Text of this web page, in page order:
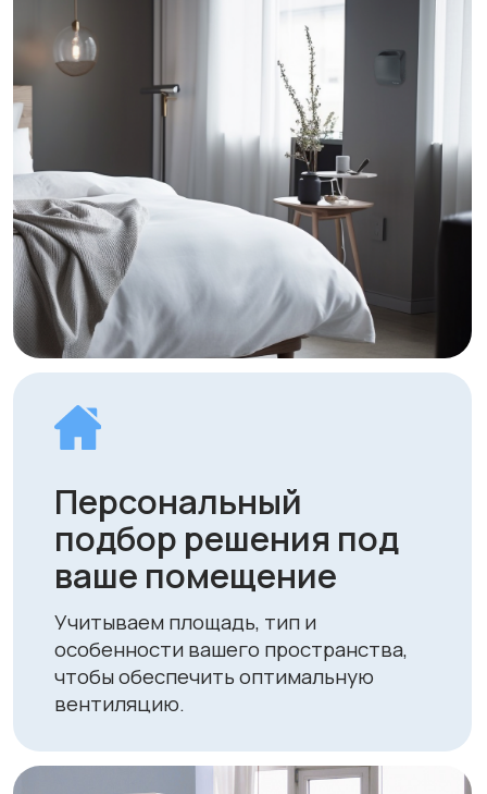
Гарантия и полное
сервисное
сопровождение
Обеспечиваем не только
гарантийное обслуживание, но и
регулярную диагностику, настройку
и замену фильтров.
комфортного климата.